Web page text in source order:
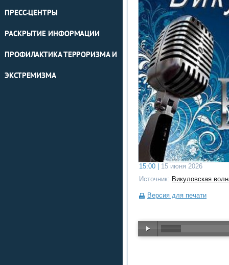
ПРЕСС-ЦЕНТРЫ
РАСКРЫТИЕ ИНФОРМАЦИИ
ПРОФИЛАКТИКА ТЕРРОРИЗМА И
ЭКСТРЕМИЗМА
15:00 |
15 июня 2026
Источник: Викуловская
Версия для печати